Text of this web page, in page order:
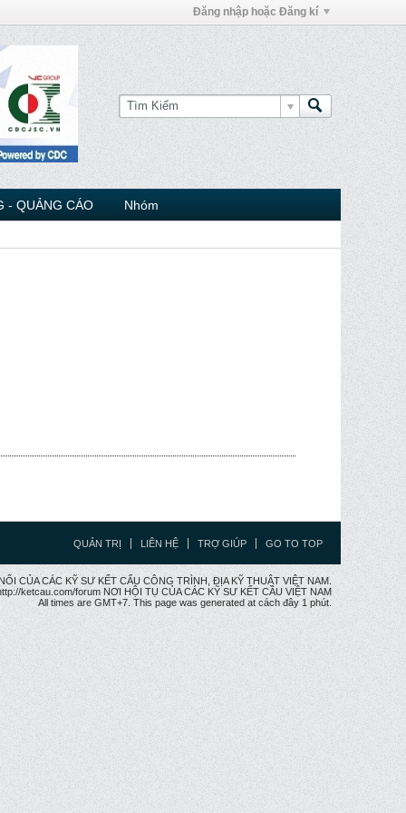
Đăng nhập hoặc Đăng kí
- QUẢNG CÁO Nhóm
QUẢN TRỊ LIÊN HỆ TRỢ GIÚP GO TO TOP
CỦA CÁC KỸ SƯ KẾT CẤU CÔNG TRÌNH, ĐỊA KỸ THUẬT VIỆT NAM.
ketcau.com/forum NƠI HỘI TỤ CỦA CÁC KỸ SƯ KẾT CÂU VIỆT NAM
All times are GMT+7. This page was generated at cách đây 1 phút.